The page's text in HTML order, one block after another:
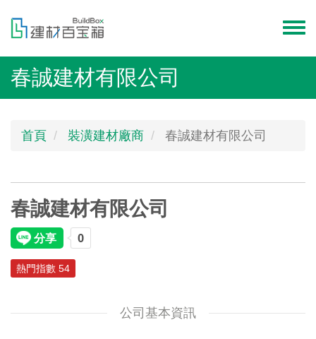
menu
春誠建材有限公司
首頁 裝潢建材廠商 春誠建材有限公司
春誠建材有限公司
熱門指數 54
公司基本資訊